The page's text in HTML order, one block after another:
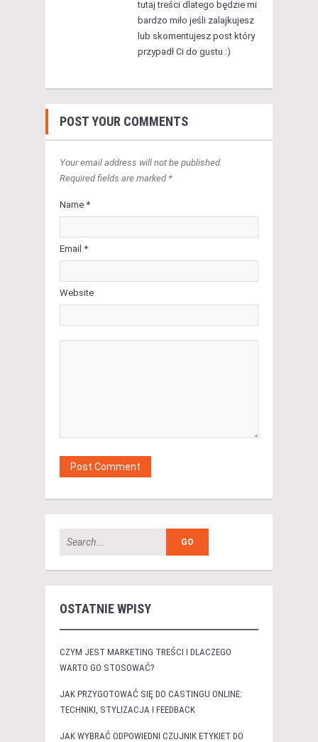
tutaj treści dlatego będzie mi
bardzo miło jeśli zalajkujesz
lub skomentujesz post który
przypadł Ci do gustu :)
POST YOUR COMMENTS
Your email address will not be published.
Required fields are marked *
Name *
Email *
Website
OSTATNIE WPISY
CZYM JEST MARKETING TREŚCI I DLACZEGO
WARTO GO STOSOWAĆ?
JAK PRZYGOTOWAĆ SIĘ DO CASTINGU ONLINE:
TECHNIKI, STYLIZACJA I FEEDBACK
JAK WYBRAĆ ODPOWIEDNI CZUJNIK ETYKIET DO